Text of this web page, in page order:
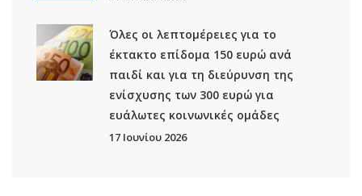
Όλες οι λεπτομέρειες για το
έκτακτο επίδομα 150 ευρώ ανά
παιδί και για τη διεύρυνση της
ενίσχυσης των 300 ευρώ για
ευάλωτες κοινωνικές ομάδες
17 Ιουνίου 2026